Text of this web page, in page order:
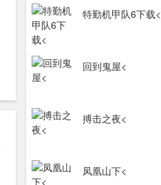
特勤机甲队6下载<
回到鬼屋<
搏击之夜<
凤凰山下<